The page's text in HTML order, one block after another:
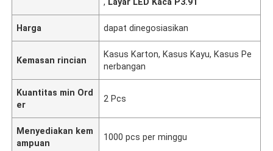
Harga dapat dinegosiasikan
Kemasan rincian
Kasus Karton, Kasus Kayu, Kasus Pe
nerbangan
Kuantitas min Ord
er
2 Pcs
Menyediakan kem
ampuan
1000 pcs per minggu